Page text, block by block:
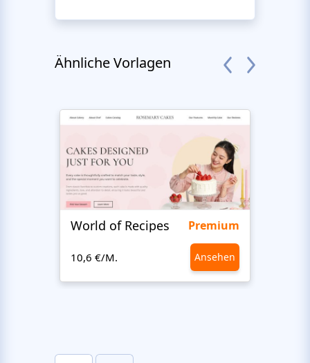
Ähnliche Vorlagen
World of Recipes Premium
10,6 €/M. Ansehen